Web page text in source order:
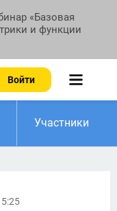
«Базовая
и функции
Войти
Участники